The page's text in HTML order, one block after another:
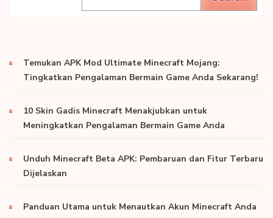
Temukan APK Mod Ultimate Minecraft Mojang:
Tingkatkan Pengalaman Bermain Game Anda Sekarang!
10 Skin Gadis Minecraft Menakjubkan untuk
Meningkatkan Pengalaman Bermain Game Anda
Unduh Minecraft Beta APK: Pembaruan dan Fitur Terbaru
Dijelaskan
Panduan Utama untuk Menautkan Akun Minecraft Anda